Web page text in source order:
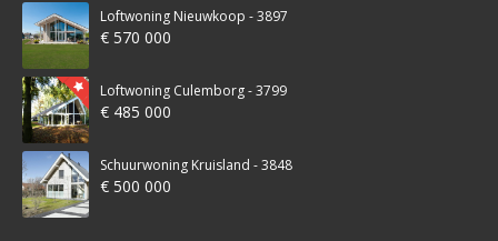
Loftwoning Nieuwkoop - 3897
€ 570 000
Loftwoning Culemborg - 3799
€ 485 000
Schuurwoning Kruisland - 3848
€ 500 000